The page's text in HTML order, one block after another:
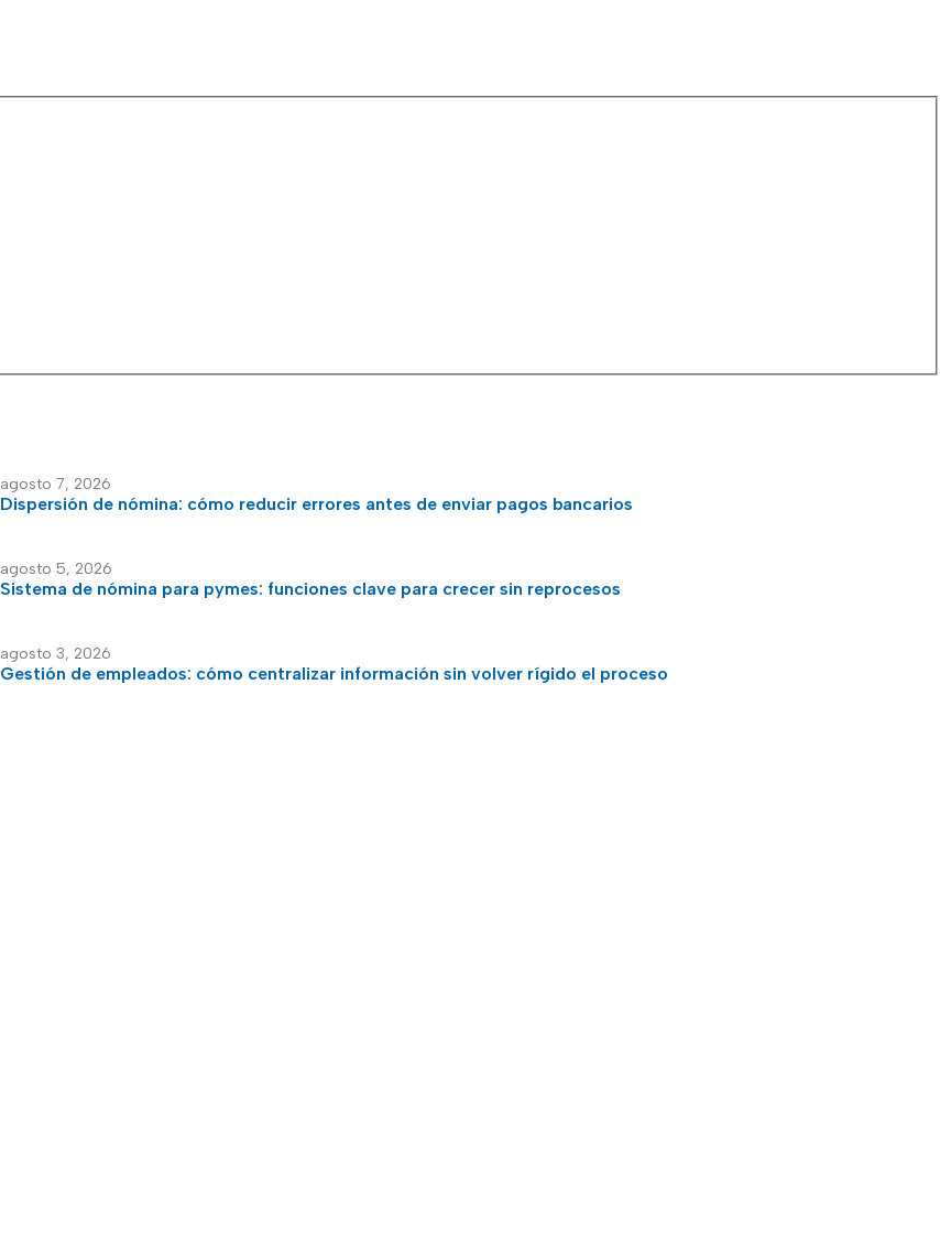
agosto 7, 2026
Dispersión de nómina: cómo reducir errores antes de enviar pagos bancarios
agosto 5, 2026
Sistema de nómina para pymes: funciones clave para crecer sin reprocesos
agosto 3, 2026
Gestión de empleados: cómo centralizar información sin volver rígido el proceso